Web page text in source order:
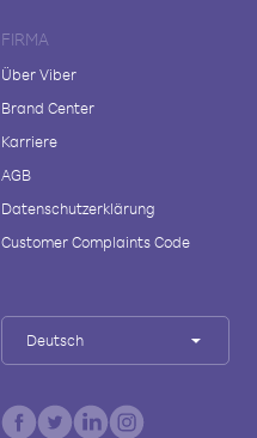
FIRMA
Über Viber
Brand Center
Karriere
AGB
Datenschutzerklärung
Customer Complaints Code
Deutsch